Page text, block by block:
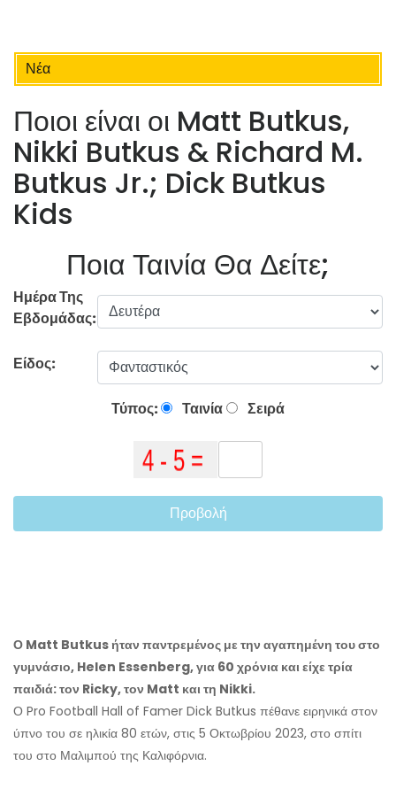
Νέα
Ποιοι είναι οι Matt Butkus,
Nikki Butkus & Richard M.
Butkus Jr.; Dick Butkus
Kids
Ποια Ταινία Θα Δείτε;
Ημέρα Της
Εβδομάδας:
Είδος:
Τύπος: Ταινία Σειρά
Προβολή
Ο Matt Butkus ήταν παντρεμένος με την αγαπημένη του στο
γυμνάσιο, Helen Essenberg, για 60 χρόνια και είχε τρία
παιδιά: τον Ricky, τον Matt και τη Nikki.
Ο Pro Football Hall of Famer Dick Butkus πέθανε ειρηνικά στον
ύπνο του σε ηλικία 80 ετών, στις 5 Οκτωβρίου 2023, στο σπίτι
του στο Μαλιμπού της Καλιφόρνια.